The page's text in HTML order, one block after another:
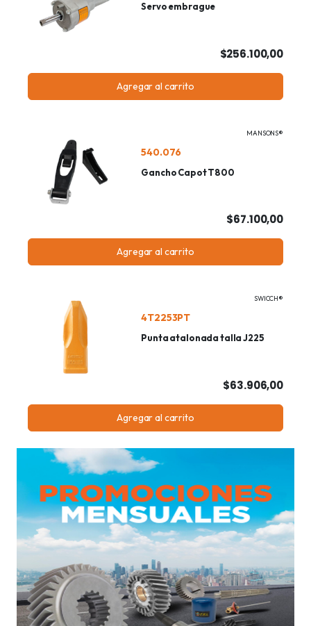
Servo embrague
$256.100,00
Agregar al carrito
MANSONS®
540.076
Gancho Capot T800
$67.100,00
Agregar al carrito
SWICCH®
4T2253PT
Punta atalonada talla J225
$63.906,00
Agregar al carrito